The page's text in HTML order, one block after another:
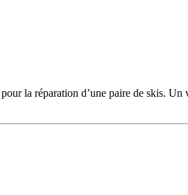
la réparation d’une paire de skis. Un